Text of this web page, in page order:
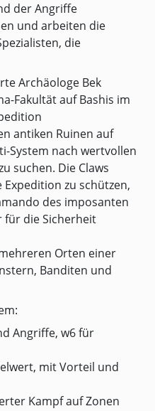
der Angriffe
und arbeiten die
die
Archäologe Bek
Fakultät auf Bashis im
antiken Ruinen auf
System nach wertvollen
suchen. Die Claws
zu schützen,
des imposanten
für die Sicherheit
Orten einer
Banditen und
Angriffe, w6 für
mit Vorteil und
Kampf auf Zonen